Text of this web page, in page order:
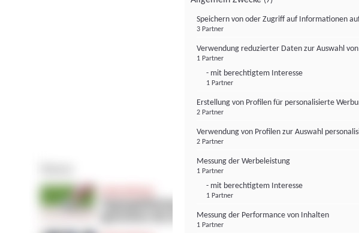
Speichern von oder Zugriff auf Informationen
3 Partner
Verwendung reduzierter Daten zur Auswahl
1 Partner
- mit berechtigtem Interesse
1 Partner
Erstellung von Profilen für personalisierte
2 Partner
Verwendung von Profilen zur Auswahl
2 Partner
Messung der Werbeleistung
1 Partner
- mit berechtigtem Interesse
1 Partner
Messung der Performance von Inhalten
1 Partner